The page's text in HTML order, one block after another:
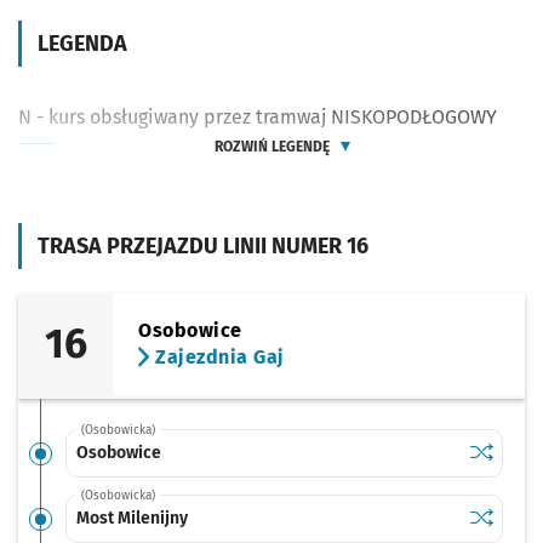
TRASA PRZEJAZDU LINII NUMER 16
16
Osobowice
Zajezdnia Gaj
(Osobowicka)
Osobowice Sprawdź
(Osobowicka)
Most Milenijny Sprawdź
Most
LEGENDA
N - kurs obsługiwany przez tramwaj NISKOPODŁOGOWY
ROZWIŃ LEGENDĘ